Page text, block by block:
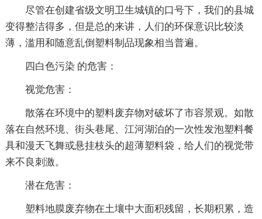
尽管在创建省级文明卫生城镇的口号下，我们的县城
变得整洁得多，但是总的来讲，人们的环保意识比较淡
薄，滥用和随意乱倒塑料制品现象相当普遍。
四白色污染 的危害：
视觉危害：
散落在环境中的塑料废弃物对破坏了市容景观。如散
落在自然环境、街头巷尾、江河湖泊的一次性发泡塑料餐
具和漫天飞舞或悬挂枝头的超薄塑料袋，给人们的视觉带
来不良刺激。
潜在危害：
塑料地膜废弃物在土壤中大面积残留，长期积累，造